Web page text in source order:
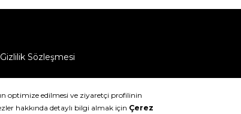
Gizlilik Sözleşmesi